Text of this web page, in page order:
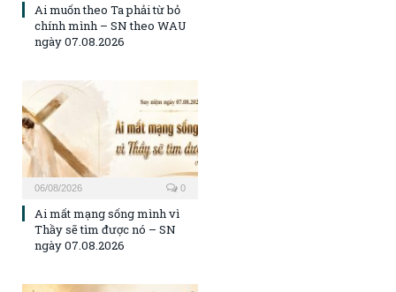
Ai muốn theo Ta phải từ bỏ
chính mình – SN theo WAU
ngày 07.08.2026
06/08/2026 0
Ai mất mạng sống mình vì
Thầy sẽ tìm được nó – SN
ngày 07.08.2026